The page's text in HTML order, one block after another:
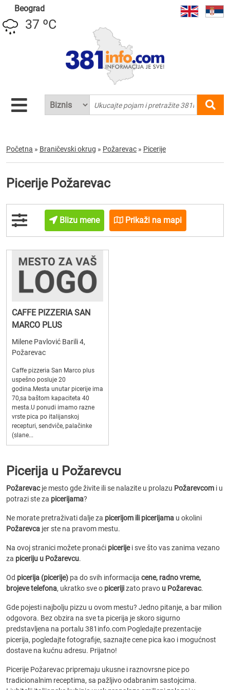
Beograd
37 ºC
Početna » Braničevski okrug » Požarevac » Picerije
Picerije Požarevac
Blizu mene Prikaži na mapi
CAFFE PIZZERIA SAN
MARCO PLUS
Milene Pavlović Barili 4,
Požarevac
Caffe pizzeria San Marco plus
uspešno posluje 20
godina.Mesta unutar picerije ima
70,sa baštom kapaciteta 40
mesta.U ponudi imamo razne
vrste pica po italijanskoj
recepturi, sendviče, palačinke
(slane...
Picerija u Požarevcu
Požarevacje mesto gde živite ili se nalazite u prolazu Požarevcom i u
potrazi ste za picerijama?
Ne morate pretraživati dalje za picerijom ili picerijama u okolini
Požarevca jer ste na pravom mestu.
Na ovoj stranici možete pronaći picerijei sve što vas zanima vezano
za piceriju u Požarevcu.
Od picerija (picerije) pa do svih informacija cene, radno vreme,
brojeve telefona, ukratko sve o picerijizato pravo u Požarevac.
Gde pojesti najbolju pizzu u ovom mestu? Jedno pitanje, a bar milion
odgovora. Bez obzira na sve ta picerija je skoro sigurno
predstavljena na portalu 381info.com Pogledajte prezentacije
picerija, pogledajte fotografije, saznajte cene pica kao i mogućnost
dostave na kućnu adresu. Prijatno!
Picerije Požarevac pripremaju ukusne i raznovrsne pice po
tradicionalnim receptima, sa pažljivo odabranim sastojcima.